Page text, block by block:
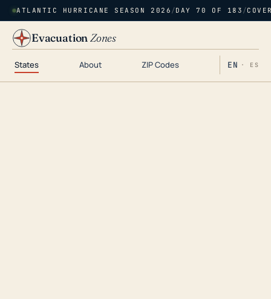
ATLANTIC HURRICANE SEASON 2026 /DAY 70 OF 183 /
EvacuationZones
States About ZIP Codes EN · ES